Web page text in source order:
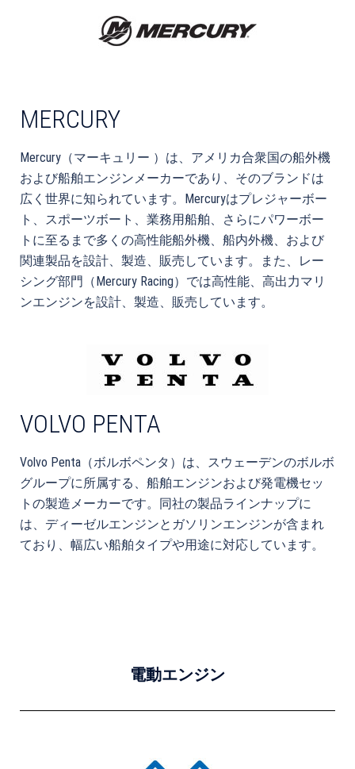
MERCURY
Mercury （マーキュリー ）は、アメリカ合衆国の船外機
および船舶エンジンメーカーであり、そのブランドは
広く世界に知られています。Mercuryはプレジャーボー
ト、スポーツボート、業務用船舶、さらにパワーボー
トに至るまで多くの高性能船外機、船内外機、および
関連製品を設計、製造、販売しています。また、レー
シング部門（Mercury Racing）では高性能、高出力マリ
ンエンジンを設計、製造、販売しています。
VOLVO PENTA
Volvo Penta （ボルボペンタ ）は、スウェーデンのボルボ
グループに所属する、船舶エンジンおよび発電機セッ
トの製造メーカーです。同社の製品ラインナップに
は、ディーゼルエンジンとガソリンエンジンが含まれ
ており、幅広い船舶タイプや用途に対応しています。
電動エンジン